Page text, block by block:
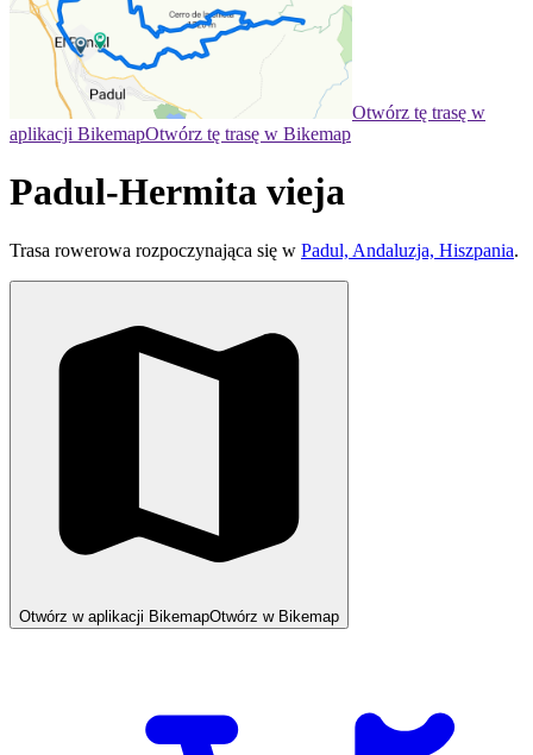
Otwórz tę trasę w
aplikacji BikemapOtwórz tę trasę w Bikemap
Padul-Hermita vieja
Trasa rowerowa rozpoczynająca się w Padul, Andaluzja, Hiszpania.
Otwórz w aplikacji BikemapOtwórz w Bikemap